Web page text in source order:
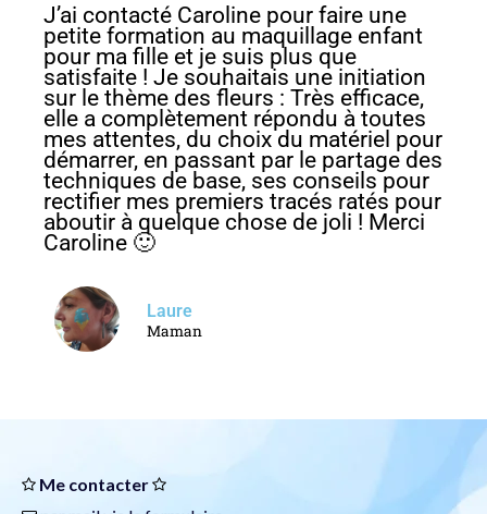
J’ai contacté Caroline pour faire une
petite formation au maquillage enfant
pour ma fille et je suis plus que
satisfaite ! Je souhaitais une initiation
sur le thème des fleurs : Très efficace,
elle a complètement répondu à toutes
mes attentes, du choix du matériel pour
démarrer, en passant par le partage des
techniques de base, ses conseils pour
rectifier mes premiers tracés ratés pour
aboutir à quelque chose de joli ! Merci
Caroline 🙂
Laure
Maman
Me contacter